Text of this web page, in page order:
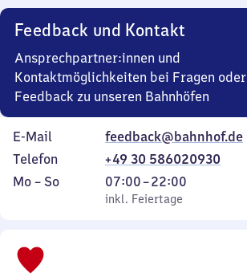
Uhr
Feedback und Kontakt
Ansprechpartner:innen und
Kontaktmöglichkeiten bei Fragen oder
Feedback zu unseren Bahnhöfen
E-Mail
feedback@bahnhof.de
Telefon
+49 30 586020930
Montag
Mo – So,
inkl. Feiertage
07:00–22:00
Von
7
inkl. Feiertage